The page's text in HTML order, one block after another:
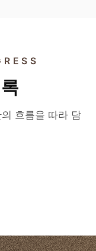
흐름을 따라 담
상
매교정 후 라
변화
변화